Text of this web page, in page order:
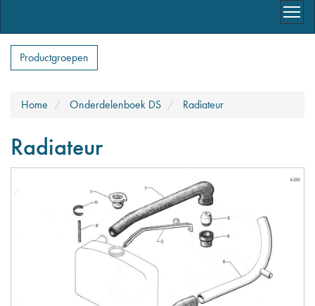
Productgroepen
Home Onderdelenboek DS Radiateur
Radiateur